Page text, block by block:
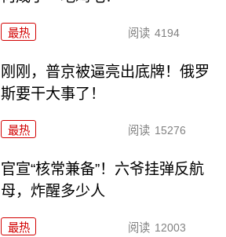
最热 阅读 4194
刚刚，普京被逼亮出底牌！俄罗
斯要干大事了！
最热 阅读 15276
官宣“核常兼备”！六爷挂弹反航
母，炸醒多少人
最热 阅读 12003